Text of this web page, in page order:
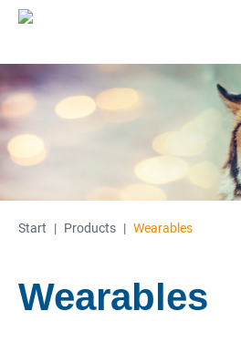
Skip
to
content
Start | Products | Wearables
Wearables